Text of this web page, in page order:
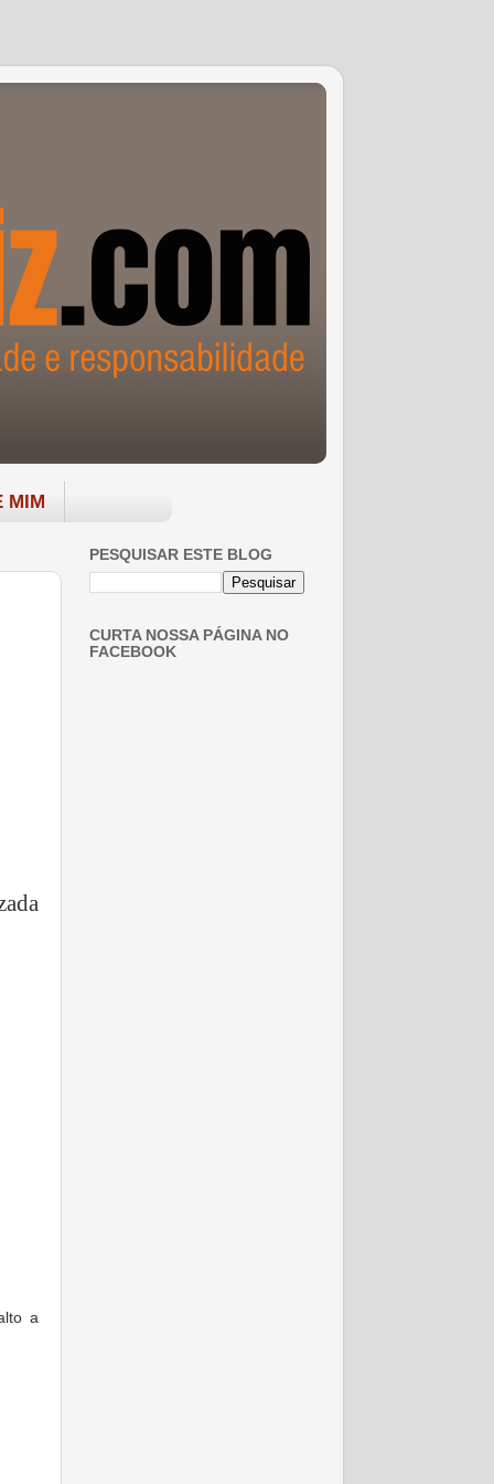
MIM
a
PESQUISAR ESTE BLOG
CURTA NOSSA PÁGINA NO
FACEBOOK